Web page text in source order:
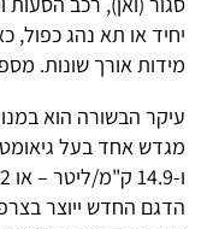
יחיד או תא נהג
מידות אורך שונות.
הדגם החדש ייוצר